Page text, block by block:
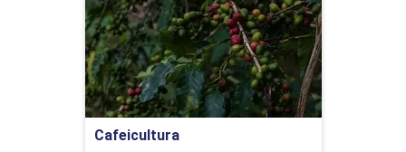
Cafeicultura
Detalhes do curso
Ir para Inscrição